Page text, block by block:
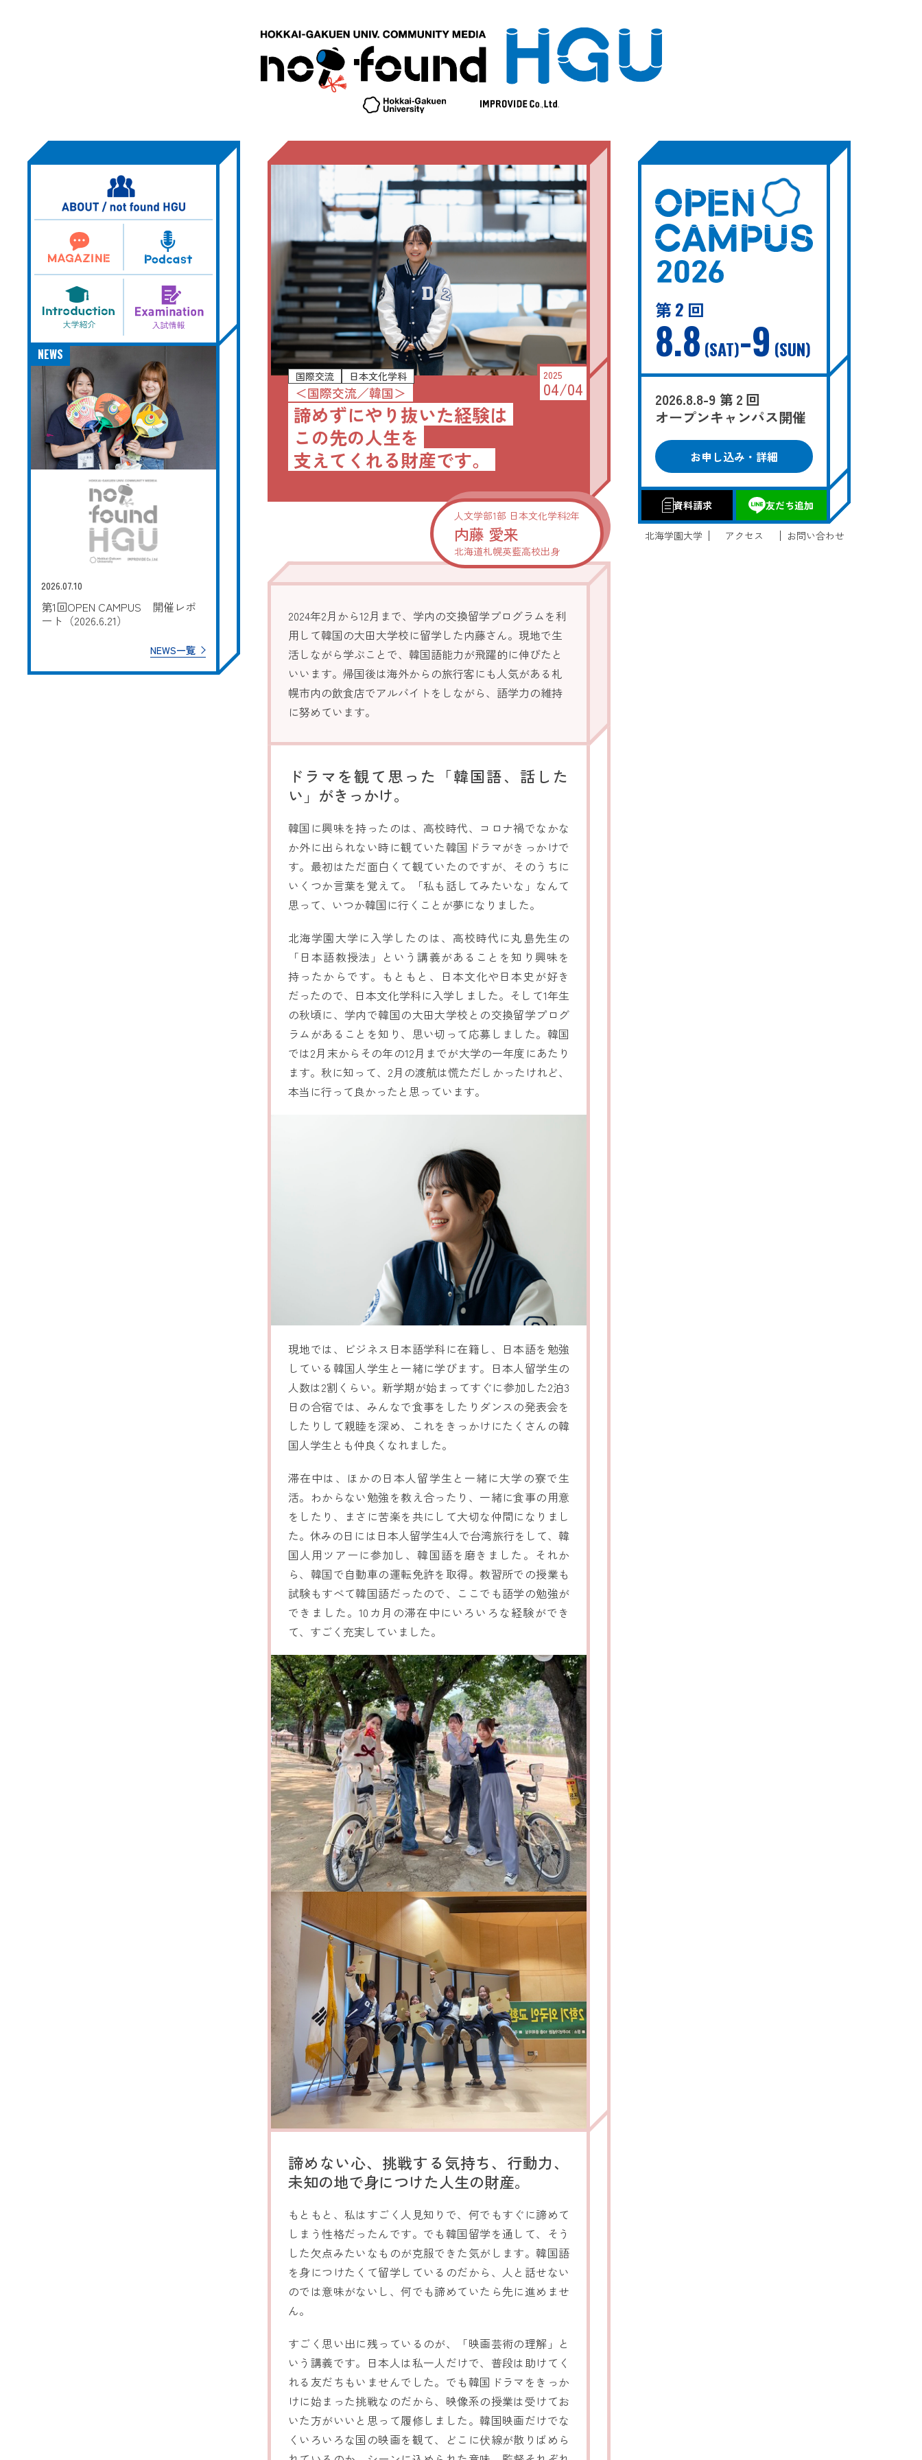
2026.8.8(SAT)-9(SUN)
お申し込み・詳細
資料請求
北海学園大学 アクセス
NEWS
2026.07.10
第1回OPEN CAMPUS 開催レポ
ート（2026.6.21）
NEWS一覧
国際交流 日本文化学科
＜国際交流／韓国＞
2025
04/04
諦めずにやり抜いた経験は
この先の人生を
支えてくれる財産です。
人文学部1部 日本文化学科2年
内藤 愛来
北海道札幌英藍高校出身
2024年2月から12月まで、学内の交換留学プログラムを利
用して韓国の大田大学校に留学した内藤さん。現地で生
活しながら学ぶことで、韓国語能力が飛躍的に伸びたと
いいます。帰国後は海外からの旅行客にも人気がある札
幌市内の飲食店でアルバイトをしながら、語学力の維持
に努めています。
ドラマを観て思った「韓国語、話した
い」がきっかけ。
韓国に興味を持ったのは、高校時代、コロナ禍でなかな
か外に出られない時に観ていた韓国ドラマがきっかけで
す。最初はただ面白くて観ていたのですが、そのうちに
いくつか言葉を覚えて。「私も話してみたいな」なんて
思って、いつか韓国に行くことが夢になりました。
北海学園大学に入学したのは、高校時代に丸島先生の
「日本語教授法」という講義があることを知り興味を
持ったからです。もともと、日本文化や日本史が好き
だったので、日本文化学科に入学しました。そして1年生
の秋頃に、学内で韓国の大田大学校との交換留学プログ
ラムがあることを知り、思い切って応募しました。韓国
では2月末からその年の12月までが大学の一年度にあたり
ます。秋に知って、2月の渡航は慌ただしかったけれど、
本当に行って良かったと思っています。
現地では、ビジネス日本語学科に在籍し、日本語を勉強
している韓国人学生と一緒に学びます。日本人留学生の
人数は2割くらい。新学期が始まってすぐに参加した2泊3
日の合宿では、みんなで食事をしたりダンスの発表会を
したりして親睦を深め、これをきっかけにたくさんの韓
国人学生とも仲良くなれました。
滞在中は、ほかの日本人留学生と一緒に大学の寮で生
活。わからない勉強を教え合ったり、一緒に食事の用意
をしたり、まさに苦楽を共にして大切な仲間になりまし
た。休みの日には日本人留学生4人で台湾旅行をして、韓
国人用ツアーに参加し、韓国語を磨きました。それか
ら、韓国で自動車の運転免許を取得。教習所での授業も
試験もすべて韓国語だったので、ここでも語学の勉強が
できました。10カ月の滞在中にいろいろな経験ができ
て、すごく充実していました。
諦めない心、挑戦する気持ち、行動力、
未知の地で身につけた人生の財産。
もともと、私はすごく人見知りで、何でもすぐに諦めて
しまう性格だったんです。でも韓国留学を通して、そう
した欠点みたいなものが克服できた気がします。韓国語
を身につけたくて留学しているのだから、人と話せない
のでは意味がないし、何でも諦めていたら先に進めませ
ん。
すごく思い出に残っているのが、「映画芸術の理解」と
いう講義です。日本人は私一人だけで、普段は助けてく
れる友だちもいませんでした。でも韓国ドラマをきっか
けに始まった挑戦なのだから、映像系の授業は受けてお
いた方がいいと思って履修しました。韓国映画だけでな
くいろいろな国の映画を観て、どこに伏線が散りばめら
第 2 回
8.8 SAT -9 SUN
2026.8.8-9 第 2 回
オープンキャンパス開催
お申し込み・詳細
資料請求 友だち追加
北海学園大学 アクセス お問い合わせ